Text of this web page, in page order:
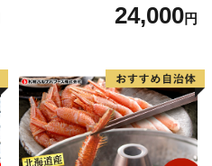
24,000円